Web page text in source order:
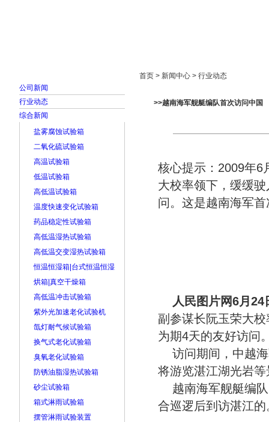
公司新闻
行业动态
综合新闻
盐雾腐蚀试验箱
二氧化硫试验箱
高温试验箱
低温试验箱
高低温试验箱
温度快速变化试验箱
药品稳定性试验箱
高低温湿热试验箱
高低温交变湿热试验箱
恒温恒湿箱|台式恒温恒湿
烘箱|真空干燥箱
高低温冲击试验箱
紫外光加速老化试验机
氙灯耐气候试验箱
换气式老化试验箱
臭氧老化试验箱
防锈油脂湿热试验箱
砂尘试验箱
箱式淋雨试验箱
摆管淋雨试验装置
首页 > 新闻中心 > 行业动态
>>越南海军舰艇编队首次访问中国
核心提示：2009年6
大校率领下，缓缓
问。这是越南海军
人民图片网6月24
副参谋长阮玉荣大
为期4天的友好访问
访问期间，中越
将游览湛江湖光岩等
越南海军舰艇编
合巡逻后到访湛江